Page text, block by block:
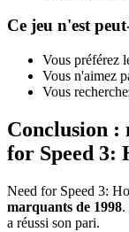
Ce jeu n'est
Vous préférez
Vous n'aimez
Vous
Conclusion :
for Speed 3:
Need for Speed 3:
marquants de 1998.
a réussi son pari.